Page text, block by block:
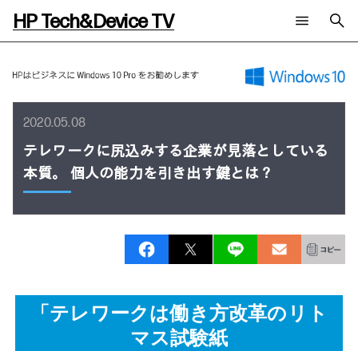
HP Tech&Device TV
チャンネル
AIの進化と活用事例
製品トレンド & レビュー
サイバーセキュリティ
事例
イベントレポート
AI PC
WXP（DEXツール）
イベント・コラム
イベント・セミナー情報
ご相談
メールニュース会員登録
HP Tech&Device TV 内のコンテンツを検索します。
2020.05.08
テレワークに尻込みする企業が見落としている
本質。 個人の能力を引き出す鍵とは？
「テレワークは働き方改革のリト
マス試験紙